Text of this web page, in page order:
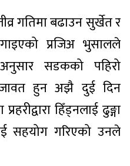
गतिमा बढाउन सुर्खेत र
प्रजिअ भुसालले
सडकको पहिरो
हुन अझै दुई दिन
हिँड्नलाई ढुङ्गा
सहयोग गरिएको उनले